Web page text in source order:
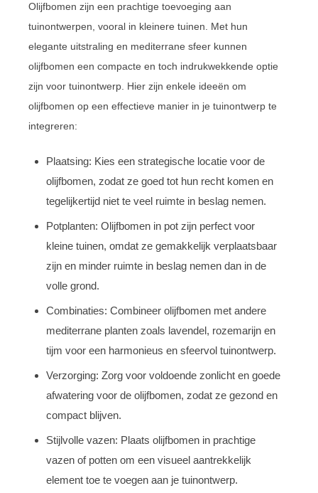
Olijfbomen zijn een prachtige toevoeging aan
tuinontwerpen, vooral in kleinere tuinen. Met hun
elegante uitstraling en mediterrane sfeer kunnen
olijfbomen een compacte en toch indrukwekkende optie
zijn voor tuinontwerp. Hier zijn enkele ideeën om
olijfbomen op een effectieve manier in je tuinontwerp te
integreren:
Plaatsing: Kies een strategische locatie voor de
olijfbomen, zodat ze goed tot hun recht komen en
tegelijkertijd niet te veel ruimte in beslag nemen.
Potplanten: Olijfbomen in pot zijn perfect voor
kleine tuinen, omdat ze gemakkelijk verplaatsbaar
zijn en minder ruimte in beslag nemen dan in de
volle grond.
Combinaties: Combineer olijfbomen met andere
mediterrane planten zoals lavendel, rozemarijn en
tijm voor een harmonieus en sfeervol tuinontwerp.
Verzorging: Zorg voor voldoende zonlicht en goede
afwatering voor de olijfbomen, zodat ze gezond en
compact blijven.
Stijlvolle vazen: Plaats olijfbomen in prachtige
vazen of potten om een visueel aantrekkelijk
element toe te voegen aan je tuinontwerp.